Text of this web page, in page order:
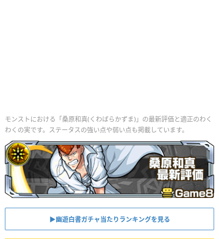
モンストにおける「桑原和真(くわばらかずま)」の最新評価と適正のわく
わくの実です。ステータスの強い点や弱い点も掲載しています。
▶幽遊白書ガチャ当たりランキングを見る